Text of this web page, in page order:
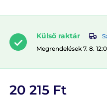
Külső raktár
Megrendelések 7. 8.
20 215 Ft